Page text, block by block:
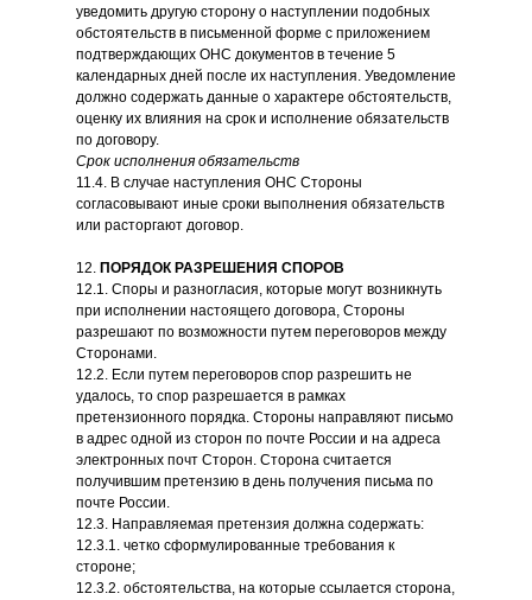
уведомить другую сторону о наступлении подобных
обстоятельств в письменной форме с приложением
подтверждающих ОНС документов в течение 5
календарных дней после их наступления. Уведомление
должно содержать данные о характере обстоятельств,
оценку их влияния на срок и исполнение обязательств
по договору.
Срок исполнения обязательств
11.4. В случае наступления ОНС Стороны
согласовывают иные сроки выполнения обязательств
или расторгают договор.
12. ПОРЯДОК РАЗРЕШЕНИЯ СПОРОВ
12.1. Споры и разногласия, которые могут возникнуть
при исполнении настоящего договора, Стороны
разрешают по возможности путем переговоров между
Сторонами.
12.2. Если путем переговоров спор разрешить не
удалось, то спор разрешается в рамках
претензионного порядка. Стороны направляют письмо
в адрес одной из сторон по почте России и на адреса
электронных почт Сторон. Сторона считается
получившим претензию в день получения письма по
почте России.
12.3. Направляемая претензия должна содержать:
12.3.1. четко сформулированные требования к
стороне;
12.3.2. обстоятельства, на которые ссылается сторона,